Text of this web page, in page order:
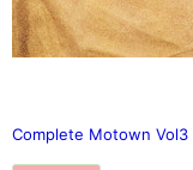
Complete Motown Vol3